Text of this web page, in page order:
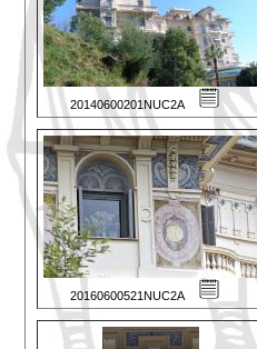
20140600201NUC2A
20160600521NUC2A